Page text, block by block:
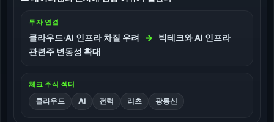
투자 연결
클라우드·AI 인프라 차질 우려 →
빅테크와 AI 인프라
관련주 변동성 확대
체크 주식 섹터
클라우드 AI 전력 리츠 광통신